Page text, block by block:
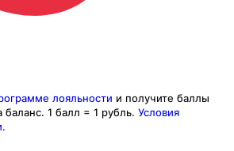
лояльности и получите баллы
баланс. 1 балл = 1 рубль. Условия